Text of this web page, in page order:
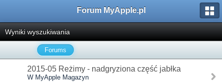
Forum MyApple.pl
Wyniki wyszukiwania
Forums
2015-05 Reżimy - nadgryziona część jabłka
W MyApple Magazyn